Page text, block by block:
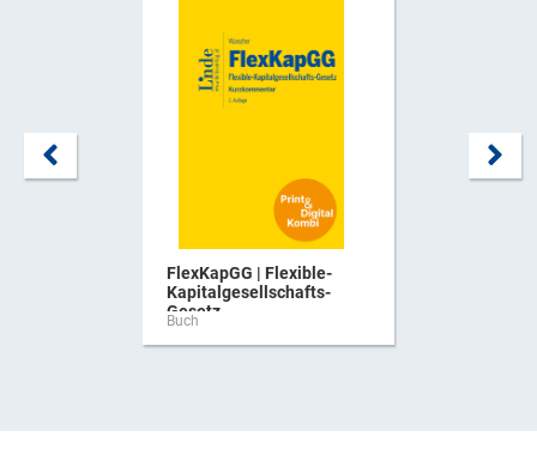
FlexKapGG | Flexible-
Kapitalgesellschafts-
Gesetz ...
Buch